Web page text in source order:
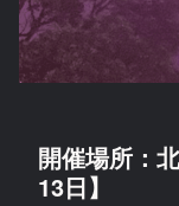
開催場所：
13日】